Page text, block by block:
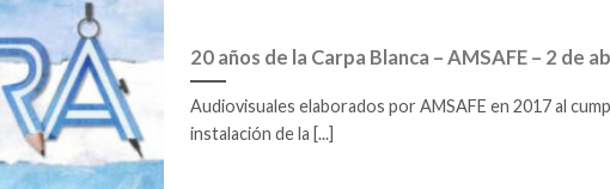
20 años de la Carpa Blanca – AMSAFE – 2 de
Audiovisuales elaborados por AMSAFE en 2017 al
instalación de la [...]